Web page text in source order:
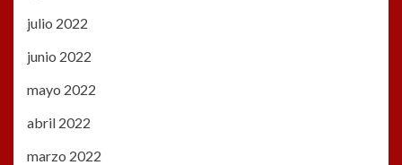
julio 2022
junio 2022
mayo 2022
abril 2022
marzo 2022